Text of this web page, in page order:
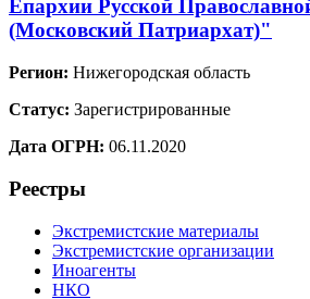
Епархии Русской
(Московский Патриархат)"
Регион: Нижегородская область
Статус: Зарегистрированные
Дата ОГРН: 06.11.2020
Реестры
Экстремистские материалы
Экстремистские организации
Иноагенты
НКО